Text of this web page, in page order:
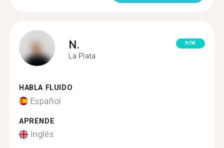
N.
La Plata
NEW
HABLA FLUIDO
Español
APRENDE
Inglés